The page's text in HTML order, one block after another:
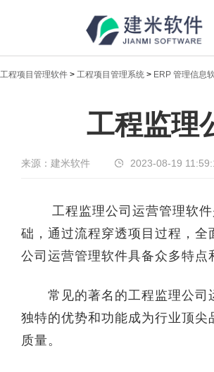
新闻中心
传递实时热点，共享
工程项目管理软件 > 工程项目管理系统 > ERP 管理信息
工程监理
来源：建米软件 2023-08-19
工程监理公司运营管理软件
础，通过流程穿透项目过程，
公司运营管理软件具备众多特点
常见的著名的工程监理公司
独特的优势和功能成为行业顶
质量。